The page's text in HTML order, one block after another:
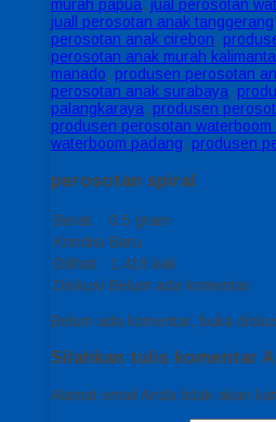
murah papua, jual perosotan
juall perosotan anak tanggerang,
perosotan anak cirebon,
perosotan anak murah
manado, produsen perosotan
perosotan anak surabaya,
palangkaraya, produsen
produsen perosotan waterboom
waterboom padang, produsen
perosotan spiral
Berat
0.5 gram
Kondisi Baru
Dilihat
1.416 kali
Diskusi Belum ada komentar
Belum ada komentar, buka
Silahkan tulis komentar
Alamat email Anda tidak akan